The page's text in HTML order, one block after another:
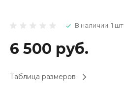
В наличии: 1 шт
6 500 руб.
Таблица размеров